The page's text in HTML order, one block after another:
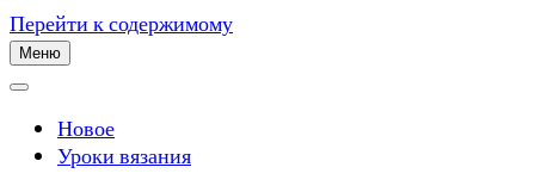
Перейти к содержимому
Меню
Новое
Уроки вязания